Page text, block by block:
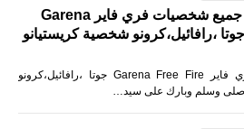
تعرف على جميع شخصيات فري فاير Garena
Free Fire جوتا ،رافائيل،كرونو شخصية كريستيانو
تعرف على جميع شخصيات فري فاير Garena Free Fire جوتا ،رافائيل،كرونو
صلى وسلم وبارك على سيد…